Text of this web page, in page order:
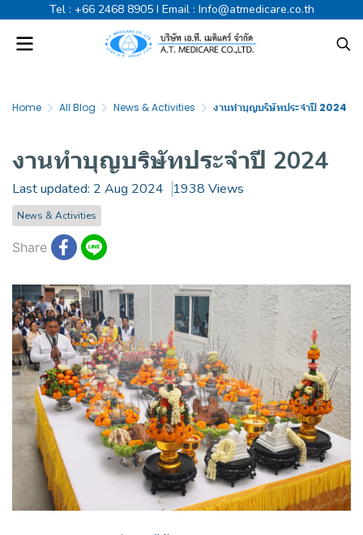
Tel : +66 2468 8905I Email : Info@atmedicare.co.th
Home All Blog News & Activities งานทำบุญบริษัทประจำปี 2024
งานทำบุญบริษัทประจำปี 2024
Last updated: 2 Aug 2024 1938 Views
News & Activities
Share